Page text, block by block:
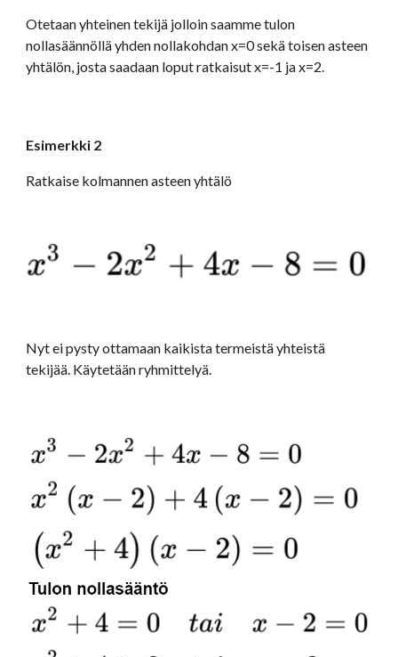
Otetaan yhteinen tekijä jolloin saamme tulon
nollasäännöllä yhden nollakohdan x=0 sekä toisen asteen
yhtälön, josta saadaan loput ratkaisut x=-1 ja x=2.
Esimerkki 2
Ratkaise kolmannen asteen yhtälö
Nyt ei pysty ottamaan kaikista termeistä yhteistä
tekijää. Käytetään ryhmittelyä.